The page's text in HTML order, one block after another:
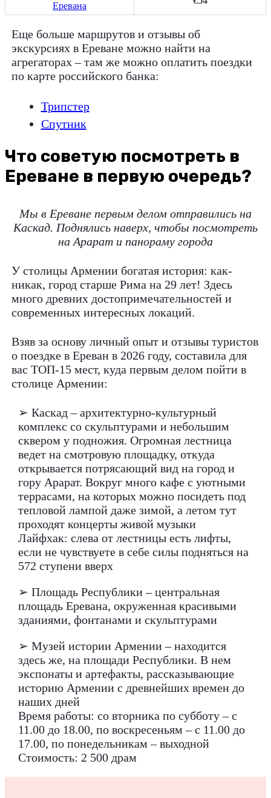
Еревана
Еще больше маршрутов и отзывы об
экскурсиях в Ереване можно найти на
агрегаторах – там же можно оплатить поездки
по карте российского банка:
Трипстер
Спутник
Что советую посмотреть в
Ереване в первую очередь?
Мы в Ереване первым делом отправились на
Каскад. Поднялись наверх, чтобы посмотреть
на Арарат и панораму города
У столицы Армении богатая история: как-
никак, город старше Рима на 29 лет! Здесь
много древних достопримечательностей и
современных интересных локаций.
Взяв за основу личный опыт и отзывы туристов
о поездке в Ереван в 2026 году, составила для
ваc ТОП-15 мест, куда первым делом пойти в
столице Армении:
➢ Каскад – архитектурно-культурный
комплекс со скульптурами и небольшим
сквером у подножия. Огромная лестница
ведет на смотровую площадку, откуда
открывается потрясающий вид на город и
гору Арарат. Вокруг много кафе с уютными
террасами, на которых можно посидеть под
тепловой лампой даже зимой, а летом тут
проходят концерты живой музыки
Лайфхак: слева от лестницы есть лифты,
если не чувствуете в себе силы подняться на
572 ступени вверх
➢ Площадь Республики – центральная
площадь Еревана, окруженная красивыми
зданиями, фонтанами и скульптурами
➢ Музей истории Армении – находится
здесь же, на площади Республики. В нем
экспонаты и артефакты, рассказывающие
историю Армении с древнейших времен до
наших дней
Время работы: со вторника по субботу – с
11.00 до 18.00, по воскресеньям – с 11.00 до
17.00, по понедельникам – выходной
Стоимость: 2 500 драм